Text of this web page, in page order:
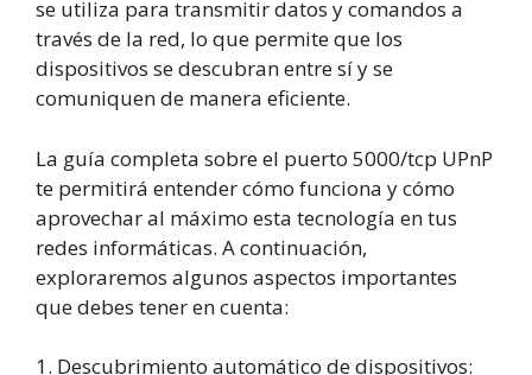
se utiliza para transmitir datos y comandos a
través de la red, lo que permite que los
dispositivos se descubran entre sí y se
comuniquen de manera eficiente.
La guía completa sobre el puerto 5000/tcp UPnP
te permitirá entender cómo funciona y cómo
aprovechar al máximo esta tecnología en tus
redes informáticas. A continuación,
exploraremos algunos aspectos importantes
que debes tener en cuenta:
1. Descubrimiento automático de dispositivos: